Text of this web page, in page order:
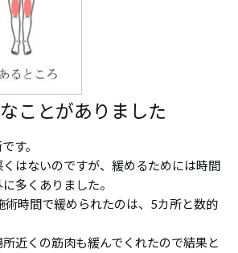
ことがありました
す。
はないのですが、緩めるためには時間
多くありました。
術時間で緩められたのは、5カ所と数的
近くの筋肉も緩んでくれたので結果と